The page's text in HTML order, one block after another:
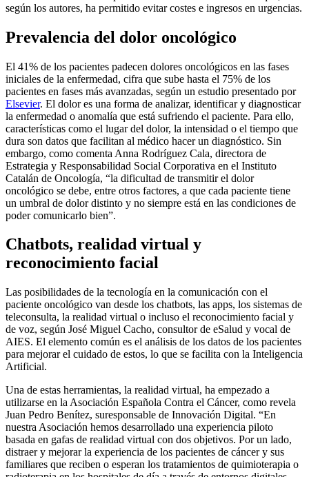
según los autores, ha permitido evitar costes e ingresos en urgencias.
Prevalencia del dolor oncológico
El 41% de los pacientes padecen dolores oncológicos en las fases
iniciales de la enfermedad, cifra que sube hasta el 75% de los
pacientes en fases más avanzadas, según un estudio presentado por
Elsevier. El dolor es una forma de analizar, identificar y diagnosticar
la enfermedad o anomalía que está sufriendo el paciente. Para ello,
características como el lugar del dolor, la intensidad o el tiempo que
dura son datos que facilitan al médico hacer un diagnóstico. Sin
embargo, como comenta Anna Rodríguez Cala, directora de
Estrategia y Responsabilidad Social Corporativa en el Instituto
Catalán de Oncología, “la dificultad de transmitir el dolor
oncológico se debe, entre otros factores, a que cada paciente tiene
un umbral de dolor distinto y no siempre está en las condiciones de
poder comunicarlo bien”.
Chatbots, realidad virtual y
reconocimiento facial
Las posibilidades de la tecnología en la comunicación con el
paciente oncológico van desde los chatbots, las apps, los sistemas de
teleconsulta, la realidad virtual o incluso el reconocimiento facial y
de voz, según José Miguel Cacho, consultor de eSalud y vocal de
AIES. El elemento común es el análisis de los datos de los pacientes
para mejorar el cuidado de estos, lo que se facilita con la Inteligencia
Artificial.
Una de estas herramientas, la realidad virtual, ha empezado a
utilizarse en la Asociación Española Contra el Cáncer, como revela
Juan Pedro Benítez, suresponsable de Innovación Digital. “En
nuestra Asociación hemos desarrollado una experiencia piloto
basada en gafas de realidad virtual con dos objetivos. Por un lado,
distraer y mejorar la experiencia de los pacientes de cáncer y sus
familiares que reciben o esperan los tratamientos de quimioterapia o